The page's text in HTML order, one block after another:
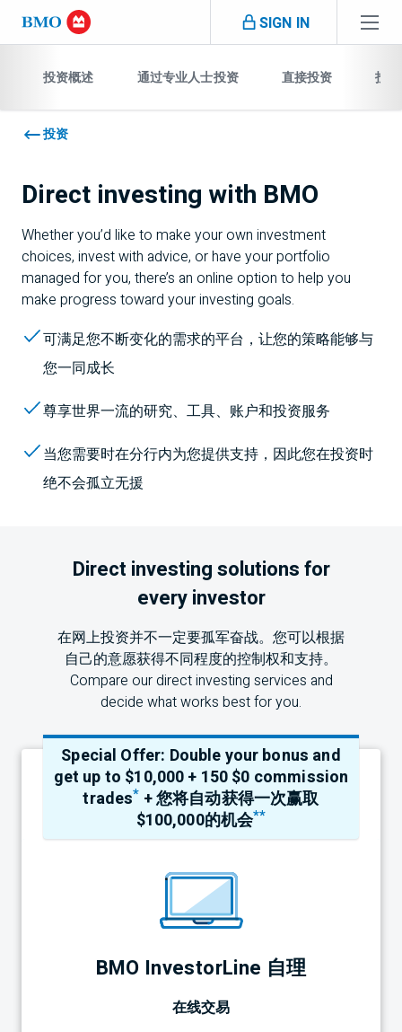
Skip navigation
SIGN IN
投资概述 通过专业人士投资 直接投资 投
投资
Direct investing with BMO
Whether you’d like to make your own investment
choices, invest with advice, or have your portfolio
managed for you, there’s an online option to help you
make progress toward your investing goals.
可满足您不断变化的需求的平台，让您的策略能够与
您一同成长
尊享世界一流的研究、工具、账户和投资服务
当您需要时在分行内为您提供支持，因此您在投资时
绝不会孤立无援
Direct investing solutions for
every investor
在网上投资并不一定要孤军奋战。您可以根据
自己的意愿获得不同程度的控制权和支持。
Compare our direct investing services and
decide what works best for you.
Special Offer: Double your bonus and
get up to $10,000 + 150 $0 commission
trades* + 您将自动获得一次赢取
$100,000的机会**
BMO InvestorLine 自理
在线交易